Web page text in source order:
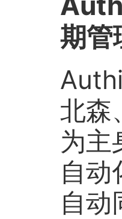
期管
北森
为主
自动
自动